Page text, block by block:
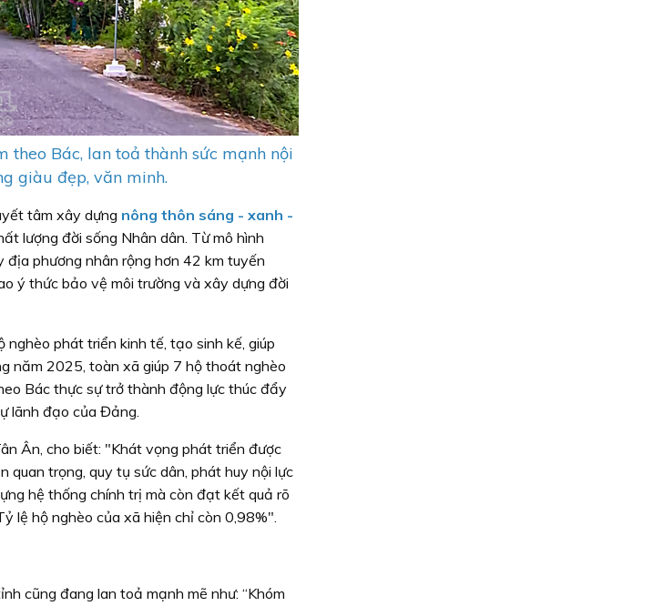
Bác, lan toả thành sức mạnh nội
giàu đẹp, văn minh.
tâm xây dựng nông thôn sáng - xanh -
lượng đời sống Nhân dân. Từ mô hình
địa phương nhân rộng hơn 42 km tuyến
ý thức bảo vệ môi trường và xây dựng đời
phát triển kinh tế, tạo sinh kế, giúp
năm 2025, toàn xã giúp 7 hộ thoát nghèo
Bác thực sự trở thành động lực thúc đẩy
lãnh đạo của Đảng.
Ân, cho biết: "Khát vọng phát triển được
trọng, quy tụ sức dân, phát huy nội lực
hệ thống chính trị mà còn đạt kết quả rõ
lệ hộ nghèo của xã hiện chỉ còn 0,98%".
cũng đang lan toả mạnh mẽ như: “Khóm